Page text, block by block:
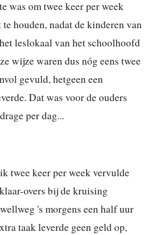
was om twee keer per week
houden, nadat de kinderen van
leslokaal van het schoolhoofd
wijze waren dus nóg eens twee
gevuld, hetgeen een
Dat was voor de ouders
per dag...
twee keer per week vervulde
overs bij de kruising
's morgens een half uur
taak leverde geen geld op,